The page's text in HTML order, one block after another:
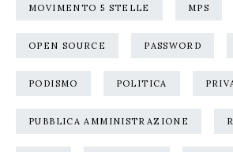
MOVIMENTO 5 STELLE MPS
OPEN SOURCE PASSWORD
PODISMO POLITICA
PUBBLICA AMMINISTRAZIONE